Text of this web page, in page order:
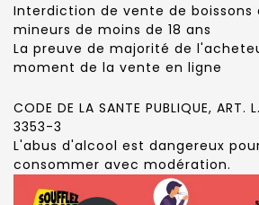
Interdiction de vente de boissons
mineurs de moins de 18 ans
La preuve de majorité de
moment de la vente en ligne
CODE DE LA SANTE PUBLIQUE, ART.
3353-3
L'abus d'alcool est dangereux
consommer avec modération.